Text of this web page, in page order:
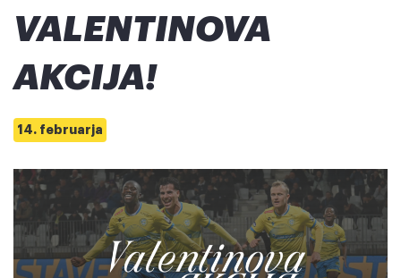
VALENTINOVA
AKCIJA!
14. februarja